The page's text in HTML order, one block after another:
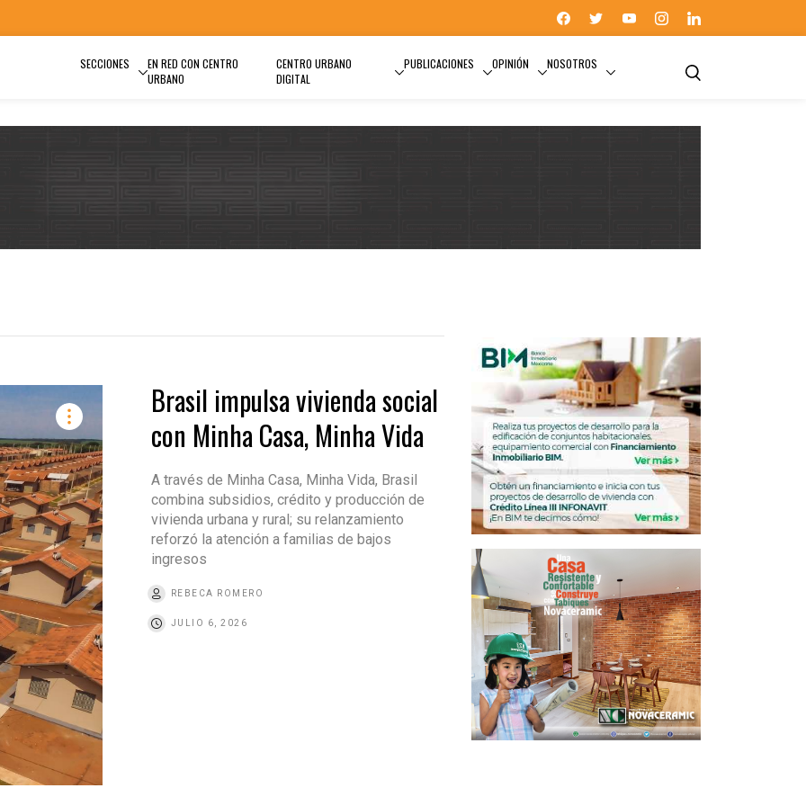
SECCIONES
EN RED CON CENTRO
URBANO
CENTRO URBANO
DIGITAL
PUBLICACIONES OPINIÓN NOSOTROS
Brasil impulsa vivienda social
con Minha Casa, Minha Vida
A través de Minha Casa, Minha Vida, Brasil
combina subsidios, crédito y producción de
vivienda urbana y rural; su relanzamiento
reforzó la atención a familias de bajos
ingresos
REBECA ROMERO
JULIO 6, 2026